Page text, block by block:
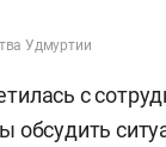
Удмуртии
с
обсудить